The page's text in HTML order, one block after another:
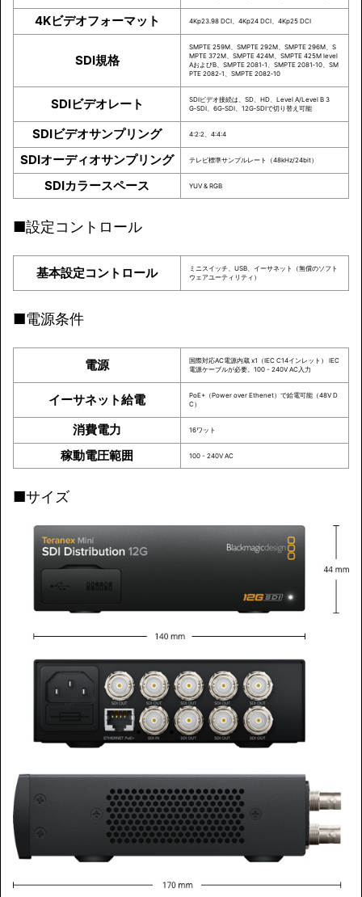
4Kビデオフォーマット 4Kp23.98 DCI、4Kp24 DCI、4Kp25 DCI
SDI規格
SMPTE 259M、SMPTE 292M、SMPTE 296M、S
MPTE 372M、SMPTE 424M、SMPTE 425M level
AおよびB、SMPTE 2081‑1、SMPTE 2081‑10、SM
PTE 2082‑1、SMPTE 2082‑10
SDIビデオレート
SDIビデオ接続は、SD、HD、Level A/Level B 3
G‑SDI、6G‑SDI、12G‑SDIで切り替え可能
SDIビデオサンプリング 4:2:2、4:4:4
SDIオーディオサンプリング テレビ標準サンプルレート（48kHz/24bit）
SDIカラースペース YUV & RGB
■設定コントロール
基本設定コントロール
ミニスイッチ、USB、イーサネット（無償のソフト
ウェアユーティリティ）
■電源条件
電源
国際対応AC電源内蔵 x1（IEC C14インレット） IEC
電源ケーブルが必要。100 - 240V AC入力
イーサネット給電
PoE+（Power over Ethenet）で給電可能（48V D
C）
消費電力 16ワット
稼動電圧範囲 100 - 240V AC
■サイズ